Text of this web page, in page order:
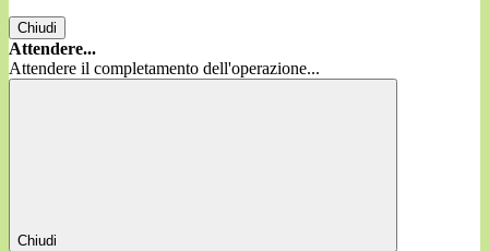
Chiudi
Attendere...
Attendere il completamento dell'operazione...
Chiudi